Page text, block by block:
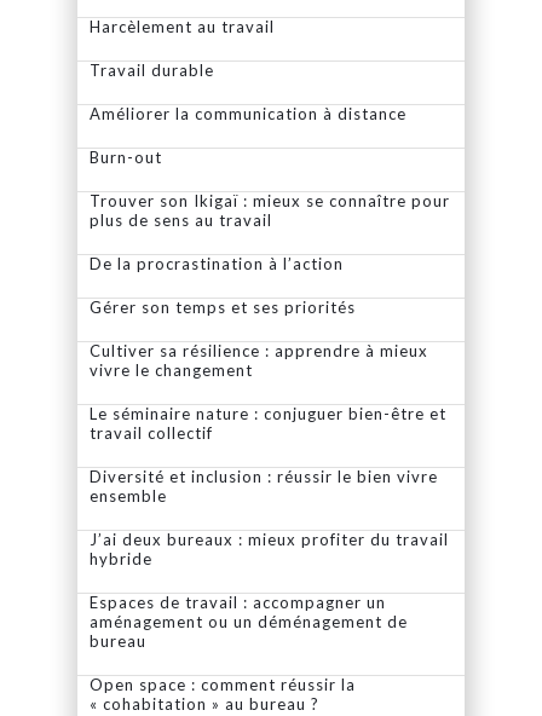
Harcèlement au travail
Travail durable
Améliorer la communication à distance
Burn-out
Trouver son Ikigaï : mieux se connaître pour
plus de sens au travail
De la procrastination à l’action
Gérer son temps et ses priorités
Cultiver sa résilience : apprendre à mieux
vivre le changement
Le séminaire nature : conjuguer bien-être et
travail collectif
Diversité et inclusion : réussir le bien vivre
ensemble
J’ai deux bureaux : mieux profiter du travail
hybride
Espaces de travail : accompagner un
aménagement ou un déménagement de
bureau
Open space : comment réussir la
« cohabitation » au bureau ?